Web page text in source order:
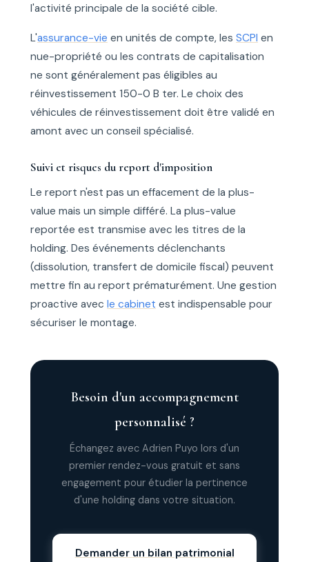
l'activité principale de la société cible.
L'assurance-vie en unités de compte, les SCPI en
nue-propriété ou les contrats de capitalisation
ne sont généralement pas éligibles au
réinvestissement 150-0 B ter. Le choix des
véhicules de réinvestissement doit être validé en
amont avec un conseil spécialisé.
Suivi et risques du report d'imposition
Le report n'est pas un effacement de la plus-
value mais un simple différé. La plus-value
reportée est transmise avec les titres de la
holding. Des événements déclenchants
(dissolution, transfert de domicile fiscal) peuvent
mettre fin au report prématurément. Une gestion
proactive avec le cabinet est indispensable pour
sécuriser le montage.
Besoin d'un accompagnement
personnalisé ?
Échangez avec Adrien Puyo lors d'un
premier rendez-vous gratuit et sans
engagement pour étudier la pertinence
d'une holding dans votre situation.
Demander un bilan patrimonial